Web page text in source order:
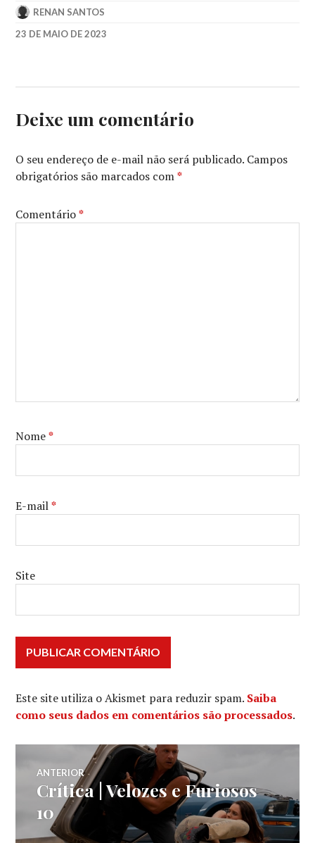
RENAN SANTOS
23 DE MAIO DE 2023
STUDIOS
HALLE
ROB
THE
LITTLE
Deixe um comentário
O seu endereço de e-mail não será publicado. Campos
obrigatórios são marcados com*
Comentário*
Nome*
E-mail*
Site
Este site utiliza o Akismet para reduzir spam. Saiba
como seus dados em comentários são processados.
Navegação
de
ANTERIOR
Post
anterior:
Crítica | Velozes e Furiosos
10